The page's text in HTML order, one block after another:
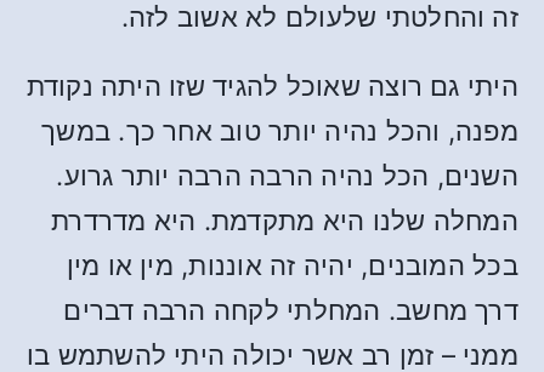
זה והחלטתי שלעולם לא אשוב לזה.
היתי גם רוצה שאוכל להגיד שזו היתה נקודת
מפנה, והכל נהיה יותר טוב אחר כך. במשך
השנים, הכל נהיה הרבה הרבה יותר גרוע.
המחלה שלנו היא מתקדמת. היא מדרדרת
בכל המובנים, יהיה זה אוננות, מין או מין
דרך מחשב. המחלתי לקחה הרבה דברים
ממני – זמן רב אשר יכולה היתי להשתמש בו